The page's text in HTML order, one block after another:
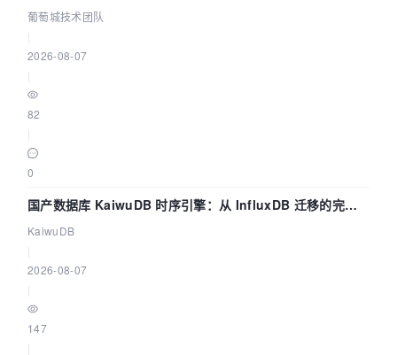
数联动全闭环
葡萄城技术团队
2026-08-07
82
0
国产数据库 KaiwuDB 时序引擎：从 InfluxDB 迁移的完整
技术路径
KaiwuDB
2026-08-07
147